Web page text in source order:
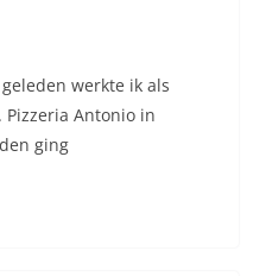
werkte ik als
Antonio in
ging